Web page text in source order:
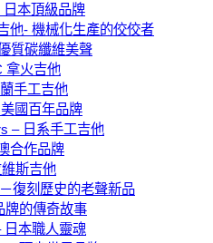
日本頂級品牌
他- 機械化生產的佼佼者
質碳纖維美聲
拿火吉他
手工吉他
國百年品牌
– 日系手工吉他
合作品牌
斯吉他
復刻歷史的老聲新品
牌的傳奇故事
日本職人靈魂